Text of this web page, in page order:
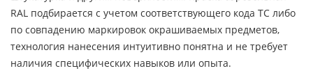
RAL подбирается с учетом соответствующего кода ТС либо
по совпадению маркировок окрашиваемых предметов,
технология нанесения интуитивно понятна и не требует
наличия специфических навыков или опыта.